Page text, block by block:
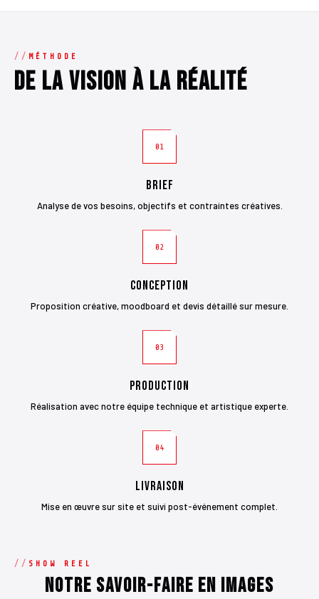
MÉTHODE
De la vision à la réalité
01
Brief
Analyse de vos besoins, objectifs et contraintes créatives.
02
Conception
Proposition créative, moodboard et devis détaillé sur mesure.
03
Production
Réalisation avec notre équipe technique et artistique experte.
04
Livraison
Mise en œuvre sur site et suivi post-événement complet.
SHOW REEL
Notre savoir-faire en images